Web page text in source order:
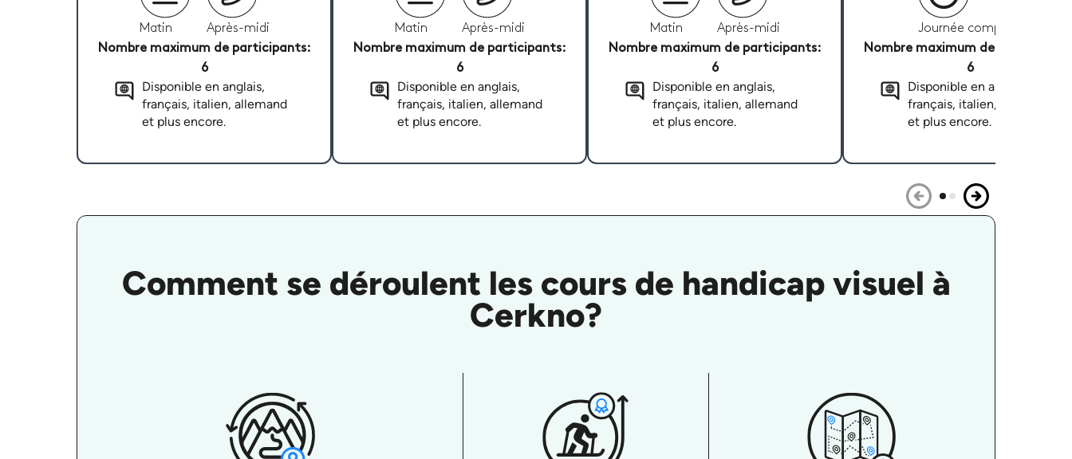
Matin
Après-midi
Nombre maximum de participants:
6
Disponible en anglais,
français, italien, allemand
et plus encore.
Matin
Après-midi
Nombre maximum de participants:
6
Disponible en anglais,
français, italien, allemand
et plus encore.
Matin
Après-midi
Nombre maximum de participants:
6
Disponible en anglais,
français, italien, allemand
et plus encore.
Journée complète
Nombre maximum de
6
Disponible en anglais,
français, italien, allemand
et plus encore.
Comment se déroulent les cours de handicap visuel à
Cerkno?